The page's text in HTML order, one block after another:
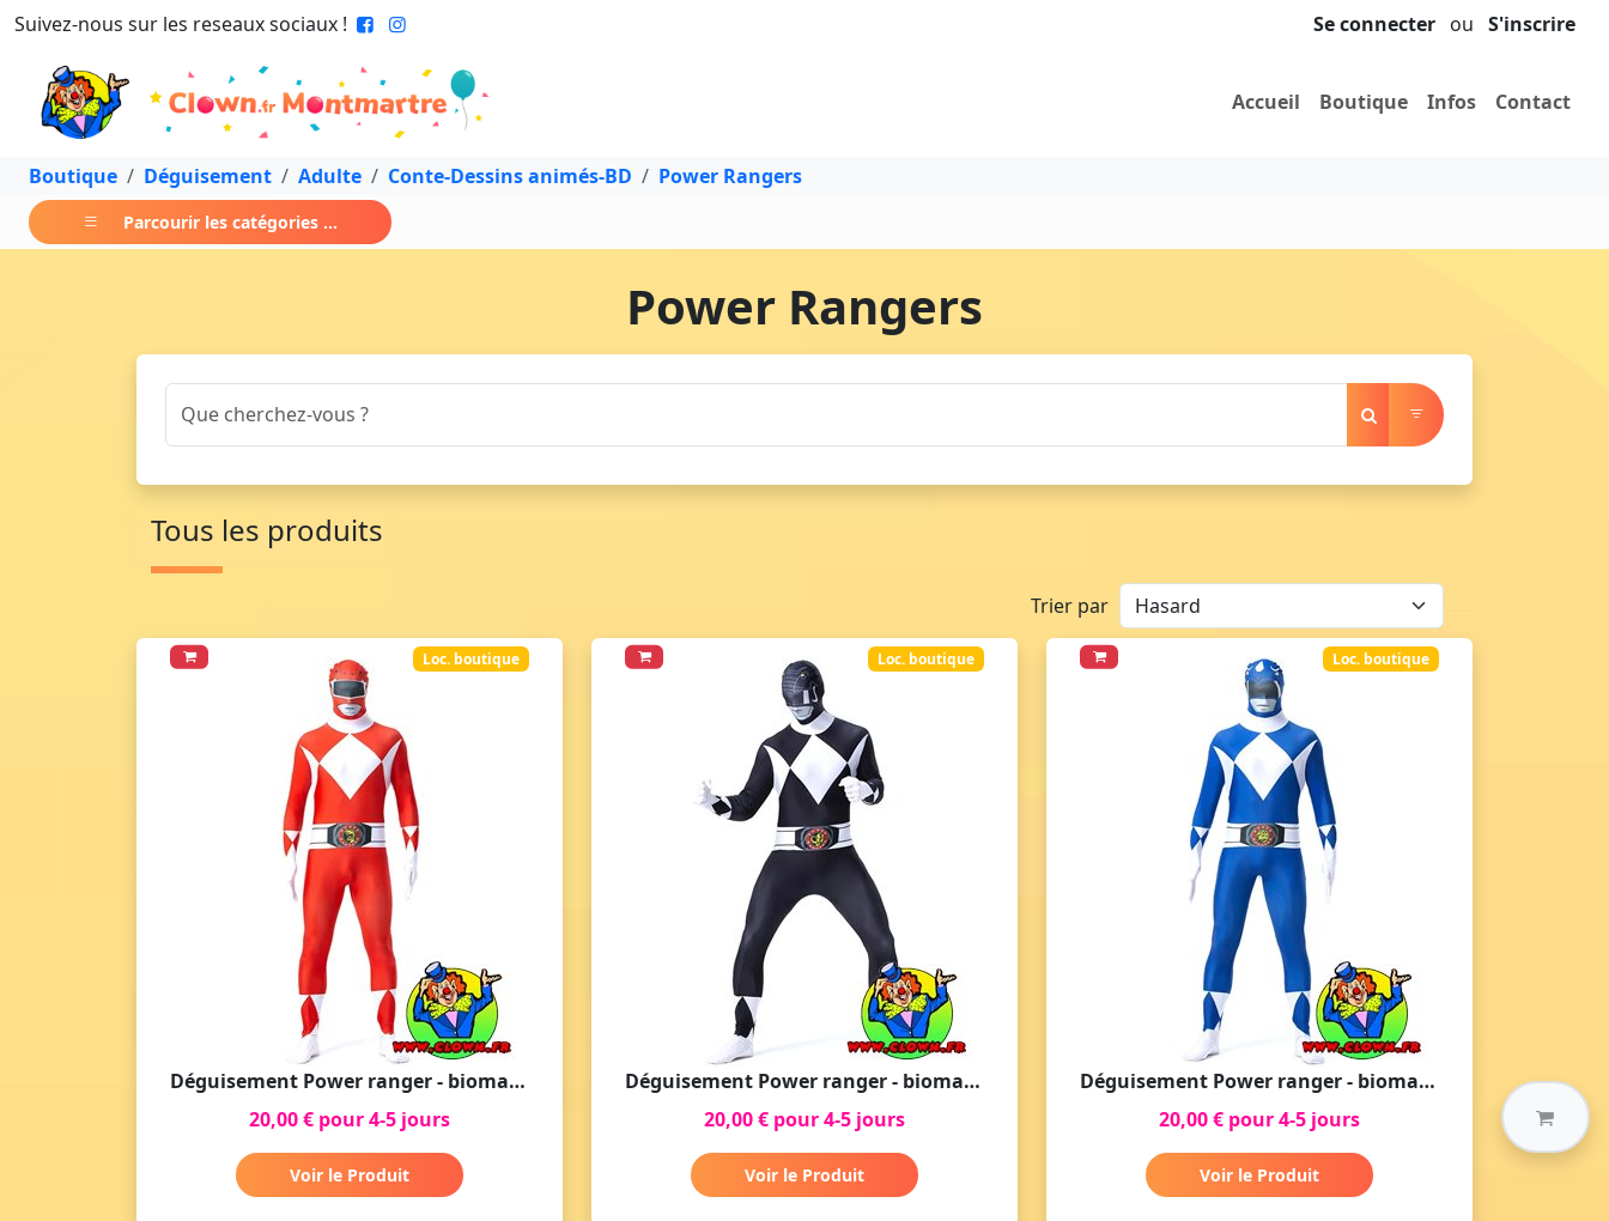
Suivez-nous sur les reseaux sociaux ! Se connecter ou S'inscrire
Accueil Boutique Infos Contact
Boutique Déguisement Adulte Conte-Dessins animés-BD Power Rangers
Parcourir les catégories ...
Power Rangers
Tous les produits
Trier par
Loc. boutique
Déguisement Power ranger - bioman rouge
20,00 € pour 4-5 jours
Voir le Produit
Loc. boutique
Déguisement Power ranger - bioman noir
20,00 € pour 4-5 jours
Voir le Produit
Loc. boutique
Déguisement Power ranger - bioman bleu
20,00 € pour 4-5 jours
Voir le Produit